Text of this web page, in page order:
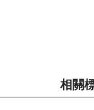
相關